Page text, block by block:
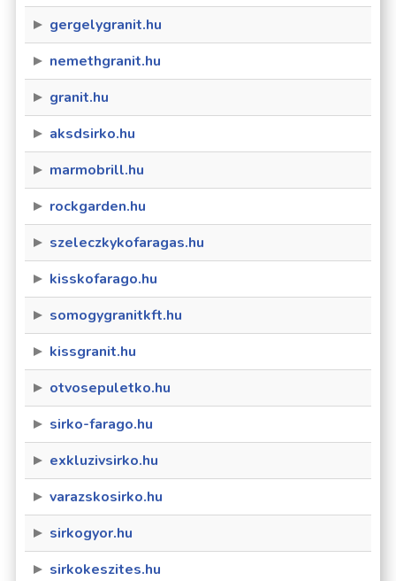
gergelygranit.hu
nemethgranit.hu
granit.hu
aksdsirko.hu
marmobrill.hu
rockgarden.hu
szeleczkykofaragas.hu
kisskofarago.hu
somogygranitkft.hu
kissgranit.hu
otvosepuletko.hu
sirko-farago.hu
exkluzivsirko.hu
varazskosirko.hu
sirkogyor.hu
sirkokeszites.hu